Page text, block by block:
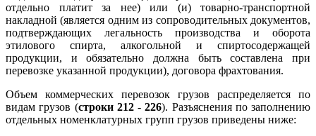
отдельно платит за нее) или (и) товарно-транспортной
накладной (является одним из сопроводительных документов,
подтверждающих легальность производства и оборота
этилового спирта, алкогольной и спиртосодержащей
продукции, и обязательно должна быть составлена при
перевозке указанной продукции), договора фрахтования.
Объем коммерческих перевозок грузов распределяется по
видам грузов (строки 212-226). Разъяснения по заполнению
отдельных номенклатурных групп грузов приведены ниже: